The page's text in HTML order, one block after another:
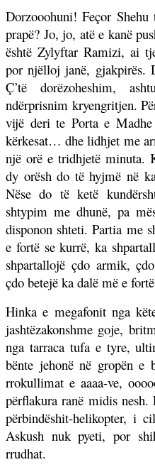
Dorzooohuni! Feçor
prapë? Jo, jo, atë e kanë
është Zylyftar Ramizi, ai
por njëlloj janë, gjakpirës.
Ç’të dorëzoheshim,
ndërprisnim kryengritjen.
vijë deri te Porta e
kërkesat… dhe lidhjet me
një orë e tridhjetë minuta.
dy orësh do të hyjmë në
Nëse do të ketë
shtypim me dhunë, pa
disponon shteti. Partia me
e fortë se kurrë, ka
shpartallojë çdo armik,
çdo betejë ka dalë më e
Hinka e megafonit nga
jashtëzakonshme goje,
nga tarraca tufa e tyre,
bënte jehonë në gropën
rrokullimat e aaaa-ve,
përflakura ranë midis
përbindëshit-helikopter, i
Askush nuk pyeti, por
rrudhat.